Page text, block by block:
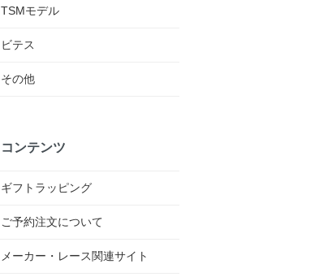
TSMモデル
ビテス
その他
コンテンツ
ギフトラッピング
ご予約注文について
メーカー・レース関連サイト